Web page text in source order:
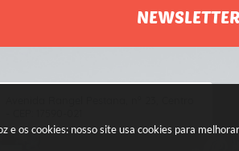
e os cookies: nosso site usa cookies para
NEWSLETTER